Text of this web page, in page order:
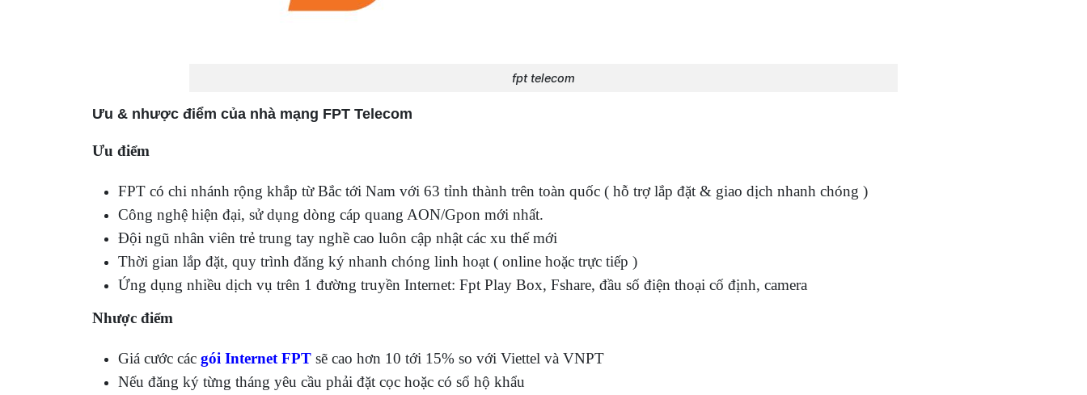
fpt telecom
Ưu & nhược điểm của nhà mạng FPT Telecom
Ưu điểm
FPT có chi nhánh rộng khắp từ Bắc tới Nam với 63 tỉnh thành trên toàn quốc ( hỗ trợ lắp đặt & giao dịch nhanh chóng )
Công nghệ hiện đại, sử dụng dòng cáp quang AON/Gpon mới nhất.
Đội ngũ nhân viên trẻ trung tay nghề cao luôn cập nhật các xu thế mới
Thời gian lắp đặt, quy trình đăng ký nhanh chóng linh hoạt ( online hoặc trực tiếp )
Ứng dụng nhiều dịch vụ trên 1 đường truyền Internet: Fpt Play Box, Fshare, đầu số điện thoại cố định, camera
Nhược điểm
Giá cước các gói Internet FPT sẽ cao hơn 10 tới 15% so với Viettel và VNPT
Nếu đăng ký từng tháng yêu cầu phải đặt cọc hoặc có sổ hộ khẩu